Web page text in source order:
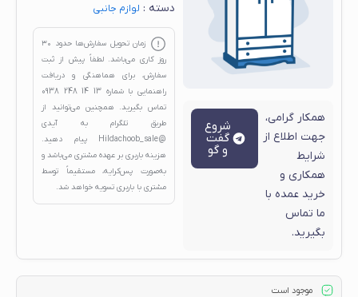
همکار گرامی،
جهت اطلاع از
شرایط
همکاری و
خرید عمده با
ما تماس
بگیرید.
شروع
گفت
و گو
دسته : لوازم جانبی
زمان تحویل سفارش‌ها حدود ۳۰
روز کاریمی‌باشد. لطفاً پیش از ثبت
سفارش، برای هماهنگی و دریافت
راهنمایی با شماره 13 14 248 0938
تماس بگیرید. همچنین می‌توانید از
طریق تلگرام به آیدی
@Hildachoob_sale
پیام دهید.
هزینه باربری بر عهده مشتری می‌باشد و
به‌صورت پس‌کرایه، مستقیماً توسط
مشتری با باربری تسویه خواهد شد.
موجود است